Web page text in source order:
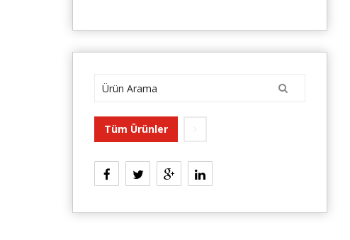
Tüm Ürünler